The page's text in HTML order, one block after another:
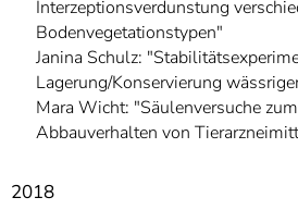
Interzeptionsverdunstung
Bodenvegetationstypen"
Janina Schulz:
Lagerung/Konservierung
Mara Wicht: "Säulenversuche
Abbauverhalten von
2018